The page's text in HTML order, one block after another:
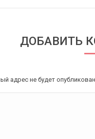
ДОБАВИТЬ
адрес не будет